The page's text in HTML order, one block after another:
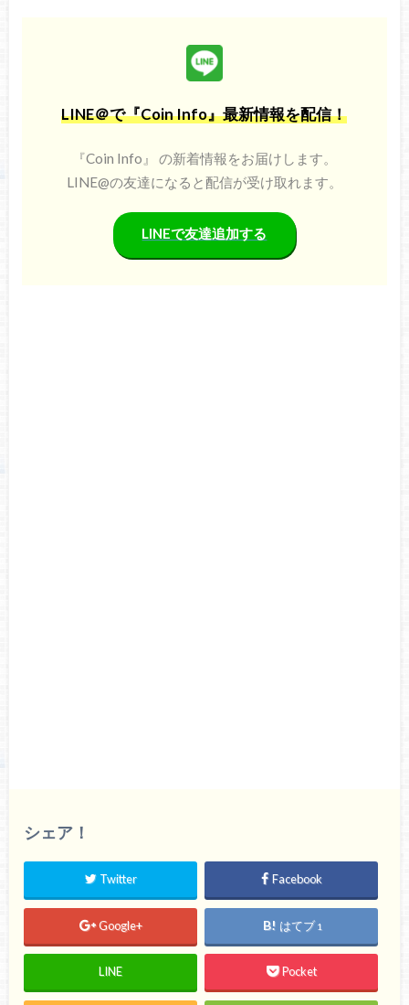
LINE＠で『Coin Info』最新情報を配信！
『Coin Info』 の新着情報をお届けします。
LINE@の友達になると配信が受け取れます。
LINEで友達追加する
シェア！
Twitter Facebook
Google+ はてブ 1
LINE Pocket